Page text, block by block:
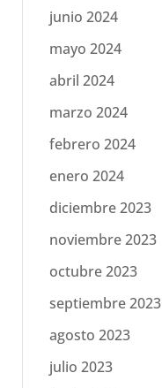
junio 2024
mayo 2024
abril 2024
marzo 2024
febrero 2024
enero 2024
diciembre 2023
noviembre 2023
octubre 2023
septiembre 2023
agosto 2023
julio 2023